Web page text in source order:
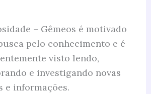
– Gêmeos é motivado
pelo conhecimento e é
visto lendo,
e investigando novas
e informações.